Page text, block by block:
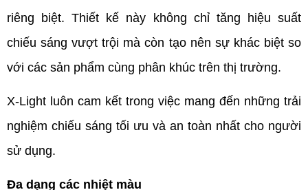
riêng biệt. Thiết kế này không chỉ tăng hiệu suất
chiếu sáng vượt trội mà còn tạo nên sự khác biệt so
với các sản phẩm cùng phân khúc trên thị trường.
X-Light luôn cam kết trong việc mang đến những trải
nghiệm chiếu sáng tối ưu và an toàn nhất cho người
sử dụng.
Đa dạng các nhiệt màu